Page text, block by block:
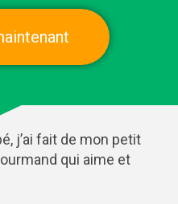
j’ai fait de mon petit
qui aime et